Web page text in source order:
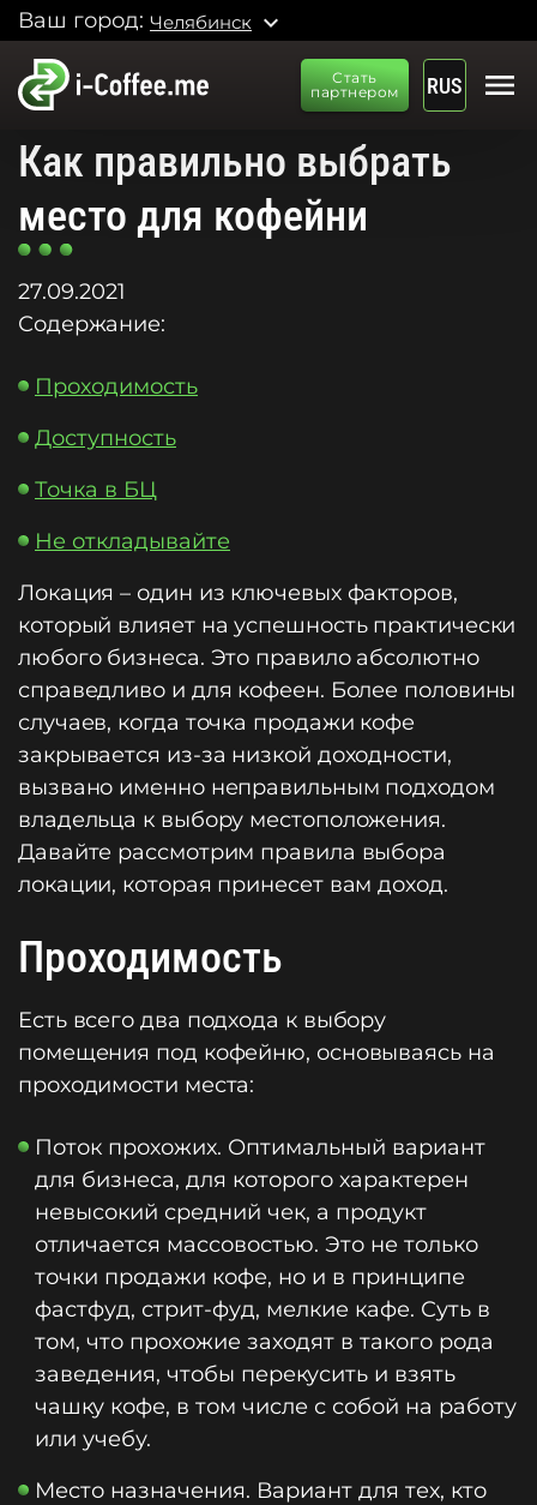
Ваш город: Челябинск expand_more
Стать
партнером
RUS menu
Как правильно выбрать
место для кофейни
27.09.2021
Содержание:
Проходимость
Доступность
Точка в БЦ
Не откладывайте
Локация – один из ключевых факторов,
который влияет на успешность практически
любого бизнеса. Это правило абсолютно
справедливо и для кофеен. Более половины
случаев, когда точка продажи кофе
закрывается из-за низкой доходности,
вызвано именно неправильным подходом
владельца к выбору местоположения.
Давайте рассмотрим правила выбора
локации, которая принесет вам доход.
Проходимость
Есть всего два подхода к выбору
помещения под кофейню, основываясь на
проходимости места:
Поток прохожих. Оптимальный вариант
для бизнеса, для которого характерен
невысокий средний чек, а продукт
отличается массовостью. Это не только
точки продажи кофе, но и в принципе
фастфуд, стрит-фуд, мелкие кафе. Суть в
том, что прохожие заходят в такого рода
заведения, чтобы перекусить и взять
чашку кофе, в том числе с собой на работу
или учебу.
Место назначения. Вариант для тех, кто